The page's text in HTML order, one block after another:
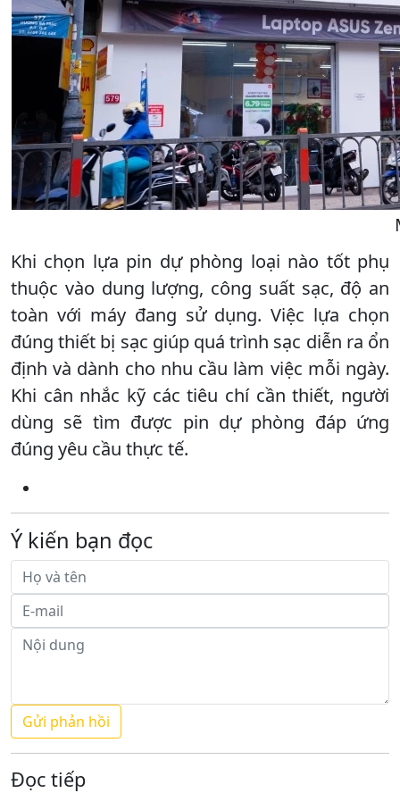
Khi chọn lựa pin dự phòng loại nào tốt phụ
thuộc vào dung lượng, công suất sạc, độ an
toàn với máy đang sử dụng. Việc lựa chọn
đúng thiết bị sạc giúp quá trình sạc diễn ra ổn
định và dành cho nhu cầu làm việc mỗi ngày.
Khi cân nhắc kỹ các tiêu chí cần thiết, người
dùng sẽ tìm được pin dự phòng đáp ứng
đúng yêu cầu thực tế.
Ý kiến bạn đọc
Đọc tiếp